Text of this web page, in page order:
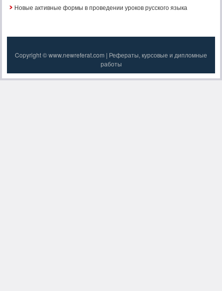
Новые активные формы в проведении уроков русского языка
Copyright © www.newreferat.com | Рефераты, курсовые и дипломные
работы